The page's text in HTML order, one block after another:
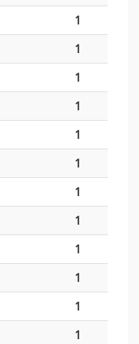
1
1
1
1
1
1
1
1
1
1
1
1